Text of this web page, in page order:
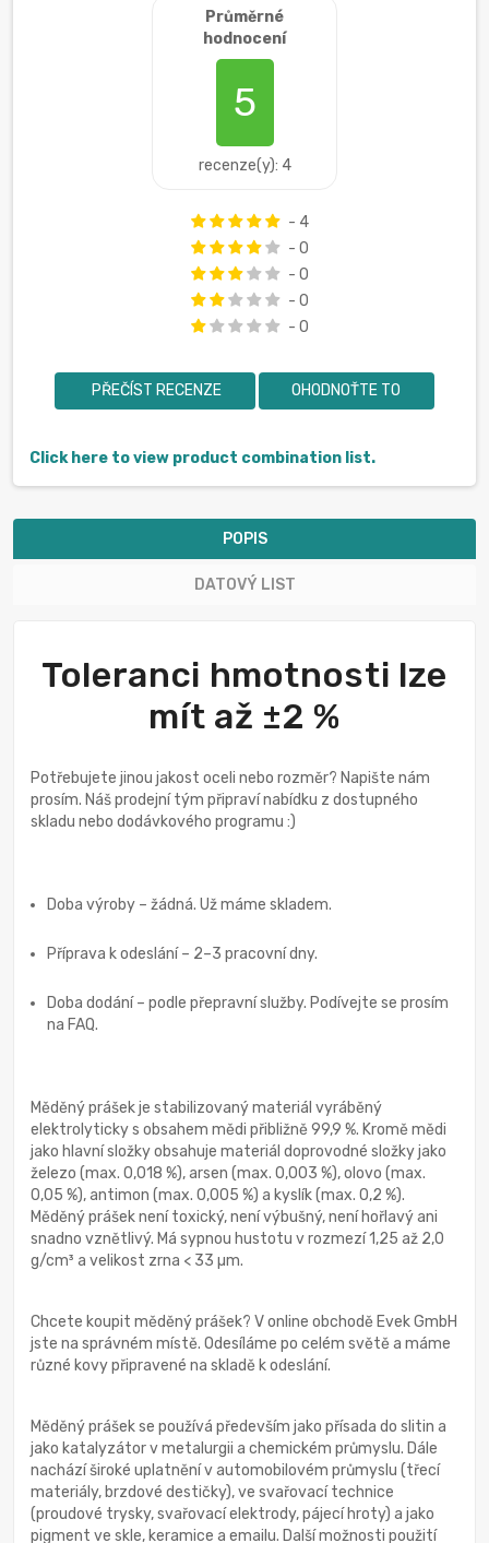
Průměrné
hodnocení
5
recenze(y): 4
- 4
- 0
- 0
- 0
- 0
PŘEČÍST RECENZE OHODNOŤTE TO
Click here to view product combination list.
POPIS
DATOVÝ LIST
Toleranci hmotnosti lze
mít až ±2 %
Potřebujete jinou jakost oceli nebo rozměr? Napište nám
prosím. Náš prodejní tým připraví nabídku z dostupného
skladu nebo dodávkového programu :)
Doba výroby – žádná. Už máme skladem.
Příprava k odeslání – 2–3 pracovní dny.
Doba dodání – podle přepravní služby. Podívejte se prosím
na FAQ.
Měděný prášek je stabilizovaný materiál vyráběný
elektrolyticky s obsahem mědi přibližně 99,9 %. Kromě mědi
jako hlavní složky obsahuje materiál doprovodné složky jako
železo (max. 0,018 %), arsen (max. 0,003 %), olovo (max.
0,05 %), antimon (max. 0,005 %) a kyslík (max. 0,2 %).
Měděný prášek není toxický, není výbušný, není hořlavý ani
snadno vznětlivý. Má sypnou hustotu v rozmezí 1,25 až 2,0
g/cm³ a velikost zrna < 33 µm.
Chcete koupit měděný prášek? V online obchodě Evek GmbH
jste na správném místě. Odesíláme po celém světě a máme
různé kovy připravené na skladě k odeslání.
Měděný prášek se používá především jako přísada do slitin a
jako katalyzátor v metalurgii a chemickém průmyslu. Dále
nachází široké uplatnění v automobilovém průmyslu (třecí
materiály, brzdové destičky), ve svařovací technice
(proudové trysky, svařovací elektrody, pájecí hroty) a jako
pigment ve skle, keramice a emailu. Další možnosti použití